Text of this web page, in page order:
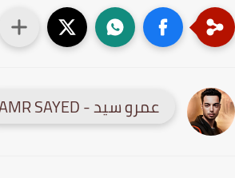
عمرو سيد - AMR SAYED